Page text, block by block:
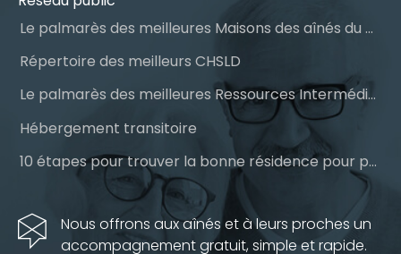
Le palmarès des meilleures Maisons des aînés du Québec
Répertoire des meilleurs CHSLD
Le palmarès des meilleures Ressources Intermédiaires (RI)
Hébergement transitoire
10 étapes pour trouver la bonne résidence pour personnes âgées
Nous offrons aux aînés et à leurs proches un
accompagnement gratuit, simple et rapide.